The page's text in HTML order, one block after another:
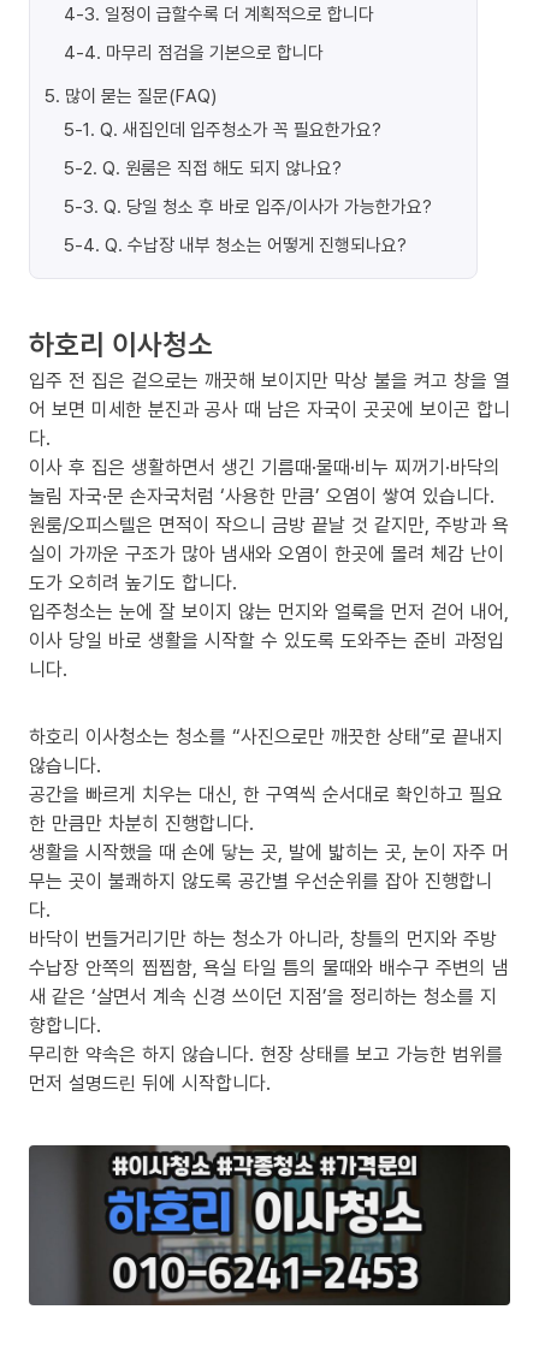
4-3. 일정이 급할수록 더 계획적으로 합니다
4-4. 마무리 점검을 기본으로 합니다
5. 많이 묻는 질문(FAQ)
5-1. Q. 새집인데 입주청소가 꼭 필요한가요?
5-2. Q. 원룸은 직접 해도 되지 않나요?
5-3. Q. 당일 청소 후 바로 입주/이사가 가능한가요?
5-4. Q. 수납장 내부 청소는 어떻게 진행되나요?
하호리 이사청소
입주 전 집은 겉으로는 깨끗해 보이지만 막상 불을 켜고 창을 열
어 보면 미세한 분진과 공사 때 남은 자국이 곳곳에 보이곤 합니
다.
이사 후 집은 생활하면서 생긴 기름때·물때·비누 찌꺼기·바닥의
눌림 자국·문 손자국처럼 ‘사용한 만큼’ 오염이 쌓여 있습니다.
원룸/오피스텔은 면적이 작으니 금방 끝날 것 같지만, 주방과 욕
실이 가까운 구조가 많아 냄새와 오염이 한곳에 몰려 체감 난이
도가 오히려 높기도 합니다.
입주청소는 눈에 잘 보이지 않는 먼지와 얼룩을 먼저 걷어 내어,
이사 당일 바로 생활을 시작할 수 있도록 도와주는 준비 과정입
니다.
하호리 이사청소는 청소를 “사진으로만 깨끗한 상태”로 끝내지
않습니다.
공간을 빠르게 치우는 대신, 한 구역씩 순서대로 확인하고 필요
한 만큼만 차분히 진행합니다.
생활을 시작했을 때 손에 닿는 곳, 발에 밟히는 곳, 눈이 자주 머
무는 곳이 불쾌하지 않도록 공간별 우선순위를 잡아 진행합니
다.
바닥이 번들거리기만 하는 청소가 아니라, 창틀의 먼지와 주방
수납장 안쪽의 찝찝함, 욕실 타일 틈의 물때와 배수구 주변의 냄
새 같은 ‘살면서 계속 신경 쓰이던 지점’을 정리하는 청소를 지
향합니다.
무리한 약속은 하지 않습니다. 현장 상태를 보고 가능한 범위를
먼저 설명드린 뒤에 시작합니다.